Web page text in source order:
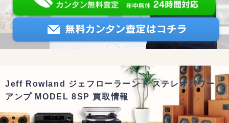
Jeff Rowland ジェフローラーンド ステレオパワー
アンプ MODEL 8SP 買取情報